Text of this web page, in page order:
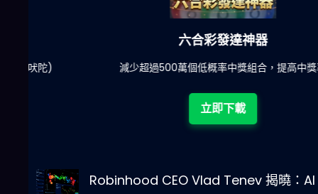
六合彩發達神器
減少超過500萬個低概率中獎組合，提高中獎率
立即下載
Robinhood CEO Vlad Tenev 揭曉：AI